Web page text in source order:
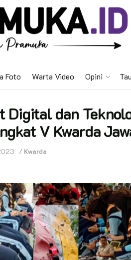
Foto Warta Video Opini
Digital dan
V Kwarda
/ Kwarda